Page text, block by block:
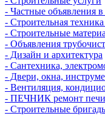
- Частные объявления
- Строительная
- Строительные
- Объявления
- Дизайн и архитектура
- Сантехника,
- Двери, окна,
- Вентиляция,
- ПЕЧНИК ремонт печи
- Строительные